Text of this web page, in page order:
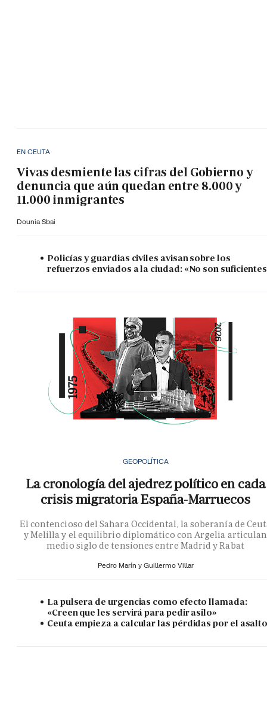
EN CEUTA
Vivas desmiente las cifras del Gobierno y
denuncia que aún quedan entre 8.000 y
11.000 inmigrantes
Dounia Sbai
Policías y guardias civiles avisan sobre los
refuerzos enviados a la ciudad: «No son
GEOPOLÍTICA
La cronología del ajedrez político en cada
crisis migratoria España-Marruecos
El contencioso del Sahara Occidental, la soberanía de
y Melilla y el equilibrio diplomático con Argelia articulan
medio siglo de tensiones entre Madrid y Rabat
Pedro Marín y Guillermo Villar
La pulsera de urgencias como efecto llamada:
«Creen que les servirá para pedir asilo»
Ceuta empieza a calcular las pérdidas por el